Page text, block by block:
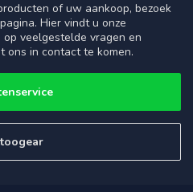
of uw aankoop, bezoek
Hier vindt u onze
veelgestelde vragen en
ons in contact te komen.